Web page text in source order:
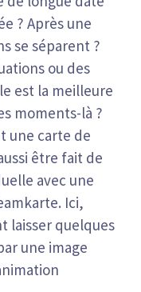
? Après une
se séparent ?
ou des
est la meilleure
moments-là ?
une carte de
être fait de
avec une
Ici,
laisser quelques
une image